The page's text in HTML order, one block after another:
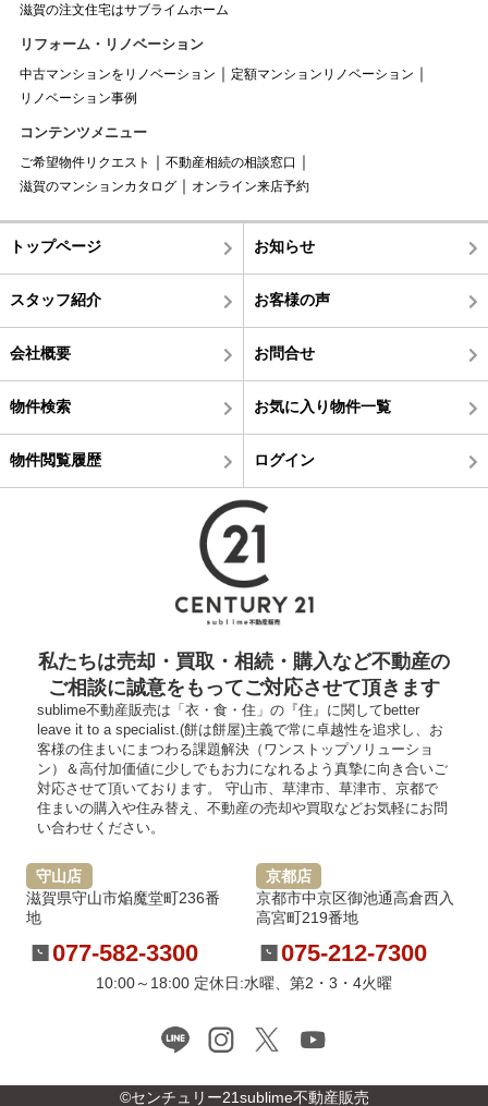
滋賀の注文住宅はサブライムホーム
リフォーム・リノベーション
中古マンションをリノベーション
定額マンションリノベーション
リノベーション事例
コンテンツメニュー
ご希望物件リクエスト
不動産相続の相談窓口
滋賀のマンションカタログ
オンライン来店予約
トップページ お知らせ
スタッフ紹介 お客様の声
会社概要 お問合せ
物件検索 お気に入り物件一覧
物件閲覧履歴 ログイン
私たちは売却・買取・相続・購入など不動産の
ご相談に誠意をもってご対応させて頂きます
sublime不動産販売は「衣・食・住」の『住』に関してbetter
leave it to a specialist.(餅は餅屋)主義で常に卓越性を追求し、お
客様の住まいにまつわる課題解決（ワンストップソリューショ
ン）＆高付加価値に少しでもお力になれるよう真摯に向き合いご
対応させて頂いております。 守山市、草津市、草津市、京都で
住まいの購入や住み替え、不動産の売却や買取などお気軽にお問
い合わせください。
守山店
滋賀県守山市焔魔堂町236番
地
077-582-3300
京都店
京都市中京区御池通高倉西入
高宮町219番地
075-212-7300
10:00～18:00 定休日:水曜、第2・3・4火曜
©センチュリー21sublime不動産販売